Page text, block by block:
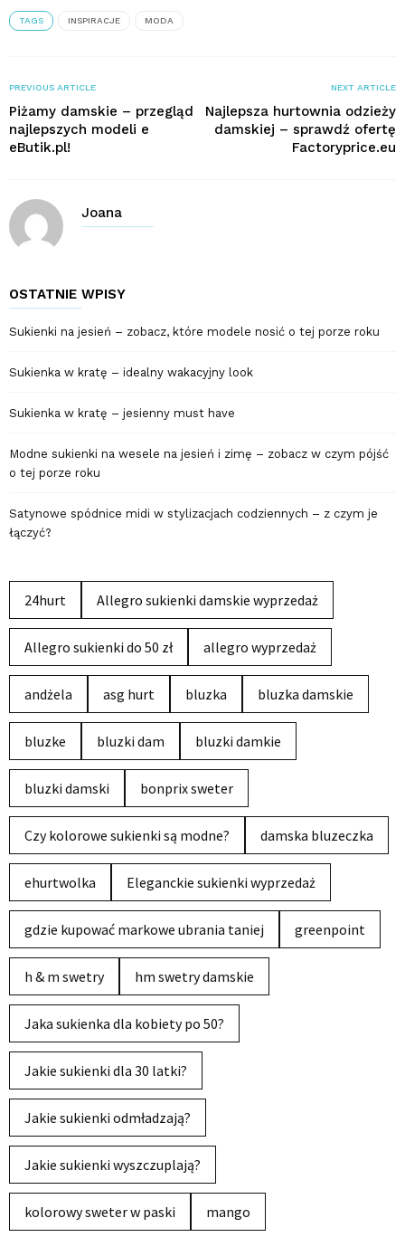
TAGS INSPIRACJE MODA
PREVIOUS ARTICLE
Piżamy damskie – przegląd
najlepszych modeli e
eButik.pl!
NEXT ARTICLE
Najlepsza hurtownia odzieży
damskiej – sprawdź ofertę
Factoryprice.eu
Joana
OSTATNIE WPISY
Sukienki na jesień – zobacz, które modele nosić o tej porze roku
Sukienka w kratę – idealny wakacyjny look
Sukienka w kratę – jesienny must have
Modne sukienki na wesele na jesień i zimę – zobacz w czym pójść
o tej porze roku
Satynowe spódnice midi w stylizacjach codziennych – z czym je
łączyć?
24hurt Allegro sukienki damskie wyprzedaż
Allegro sukienki do 50 zł allegro wyprzedaż
andżela asg hurt bluzka bluzka damskie
bluzke bluzki dam bluzki damkie
bluzki damski bonprix sweter
Czy kolorowe sukienki są modne? damska bluzeczka
ehurtwolka Eleganckie sukienki wyprzedaż
gdzie kupować markowe ubrania taniej greenpoint
h & m swetry hm swetry damskie
Jaka sukienka dla kobiety po 50?
Jakie sukienki dla 30 latki?
Jakie sukienki odmładzają?
Jakie sukienki wyszczuplają?
kolorowy sweter w paski mango